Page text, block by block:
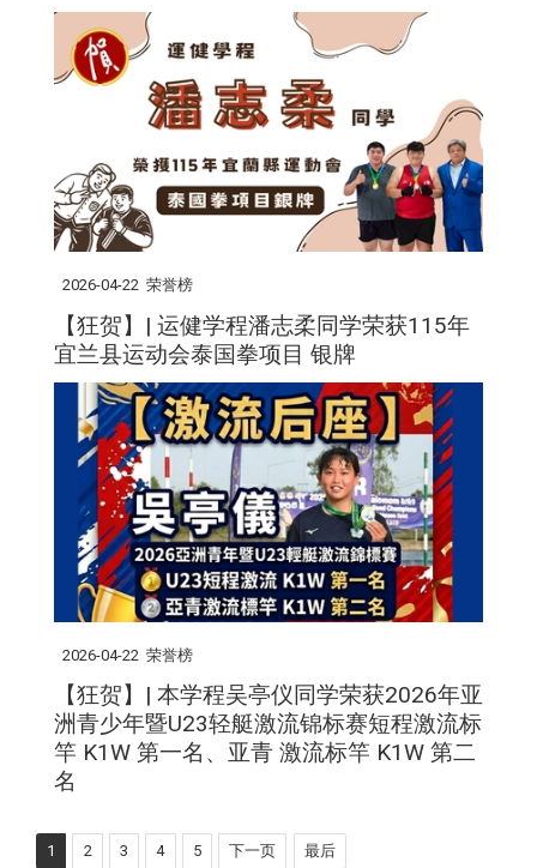
2026-04-22 荣誉榜
【狂贺】| 运健学程潘志柔同学荣获115年
宜兰县运动会泰国拳项目 银牌
2026-04-22 荣誉榜
【狂贺】| 本学程吴亭仪同学荣获2026年亚
洲青少年暨U23轻艇激流锦标赛短程激流标
竿 K1W 第一名、亚青 激流标竿 K1W 第二
名
1 2 3 4 5 下一页 最后